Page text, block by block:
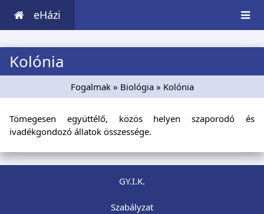
eHázi
Kolónia
Fogalmak » Biológia » Kolónia
Tömegesen együttélő, közös helyen szaporodó és
ivadékgondozó állatok összessége.
GY.I.K.
Szabályzat